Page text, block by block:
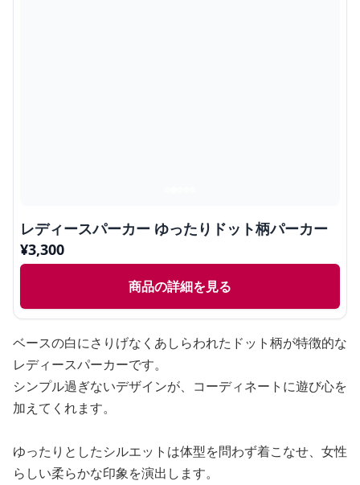
レディースパーカー ゆったりドット柄パーカー
¥3,300
商品の詳細を見る
ベースの白にさりげなくあしらわれたドット柄が特徴的な
レディースパーカーです。
シンプル過ぎないデザインが、コーディネートに遊び心を
加えてくれます。
ゆったりとしたシルエットは体型を問わず着こなせ、女性
らしい柔らかな印象を演出します。